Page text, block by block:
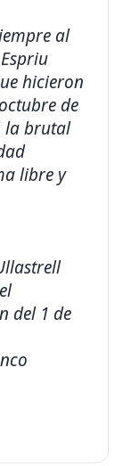
al
hicieron
de
la brutal
libre y
del 1 de